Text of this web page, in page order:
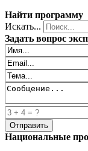
Найти программу
Искать...
Задать вопрос
Национальные